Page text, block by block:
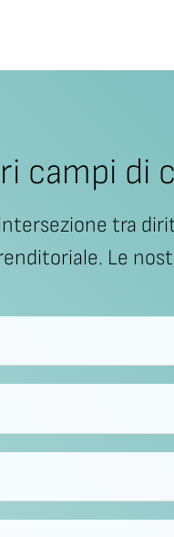
campi di
tra
Le